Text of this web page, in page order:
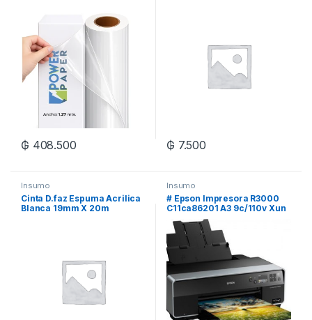
₲ 408.500 ₲ 7.500
Insumo
Cinta D.faz Espuma Acrilica
Blanca 19mm X 20m
Insumo
# Epson Impresora R3000
C11ca86201 A3 9c/110v Xun